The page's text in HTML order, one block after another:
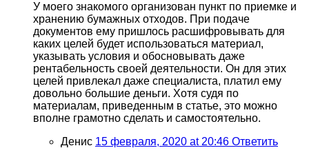
У моего знакомого организован пункт по приемке и
хранению бумажных отходов. При подаче
документов ему пришлось расшифровывать для
каких целей будет использоваться материал,
указывать условия и обосновывать даже
рентабельность своей деятельности. Он для этих
целей привлекал даже специалиста, платил ему
довольно большие деньги. Хотя судя по
материалам, приведенным в статье, это можно
вполне грамотно сделать и самостоятельно.
Денис 15 февраля, 2020 at 20:46 Ответить